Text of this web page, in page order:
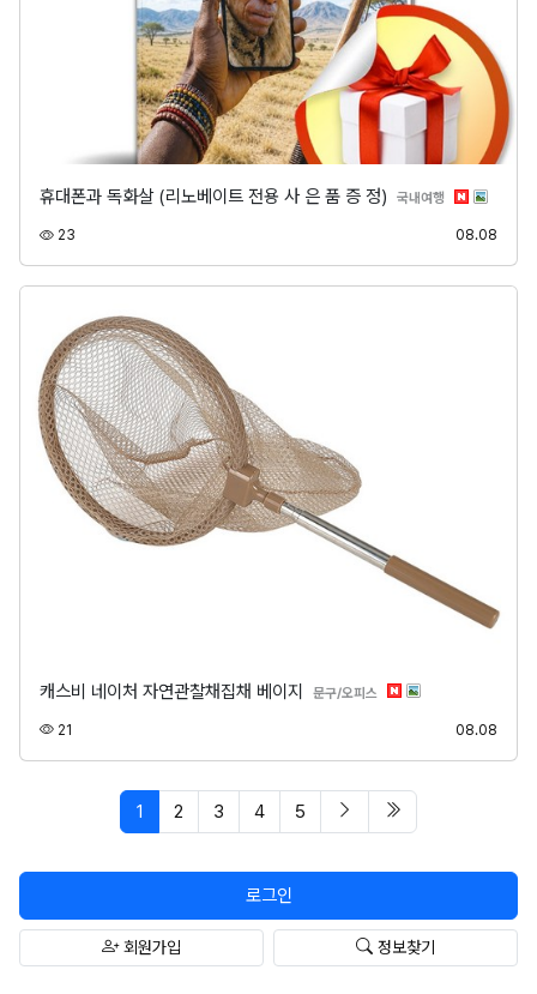
휴대폰과 독화살 (리노베이트 전용 사 은 품 증 정) 국내여행 분류
23 08.08
캐스비 네이처 자연관찰채집채 베이지 문구/오피스 분류
21 08.08
1 페이지 현재
2 3 4 5 다음 페이지
로그인
회원가입 정보찾기